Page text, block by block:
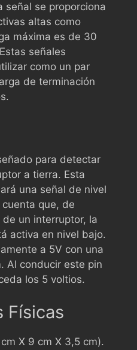
señal se proporciona
altas como
máxima es de 30
señales
como un par
de terminación
para detectar
a tierra. Esta
una señal de nivel
que, de
un interruptor, la
activa en nivel bajo.
a 5V con una
Al conducir este pin
los 5 voltios.
Físicas
cm X 9 cm X 3,5 cm).